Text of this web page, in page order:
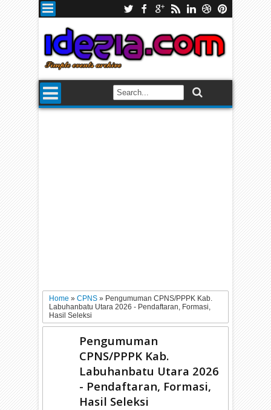
Home»CPNS» Pengumuman CPNS/PPPK Kab.
Labuhanbatu Utara 2026 - Pendaftaran, Formasi,
Hasil Seleksi
Pengumuman
CPNS/PPPK Kab.
Labuhanbatu Utara 2026
- Pendaftaran, Formasi,
Hasil Seleksi